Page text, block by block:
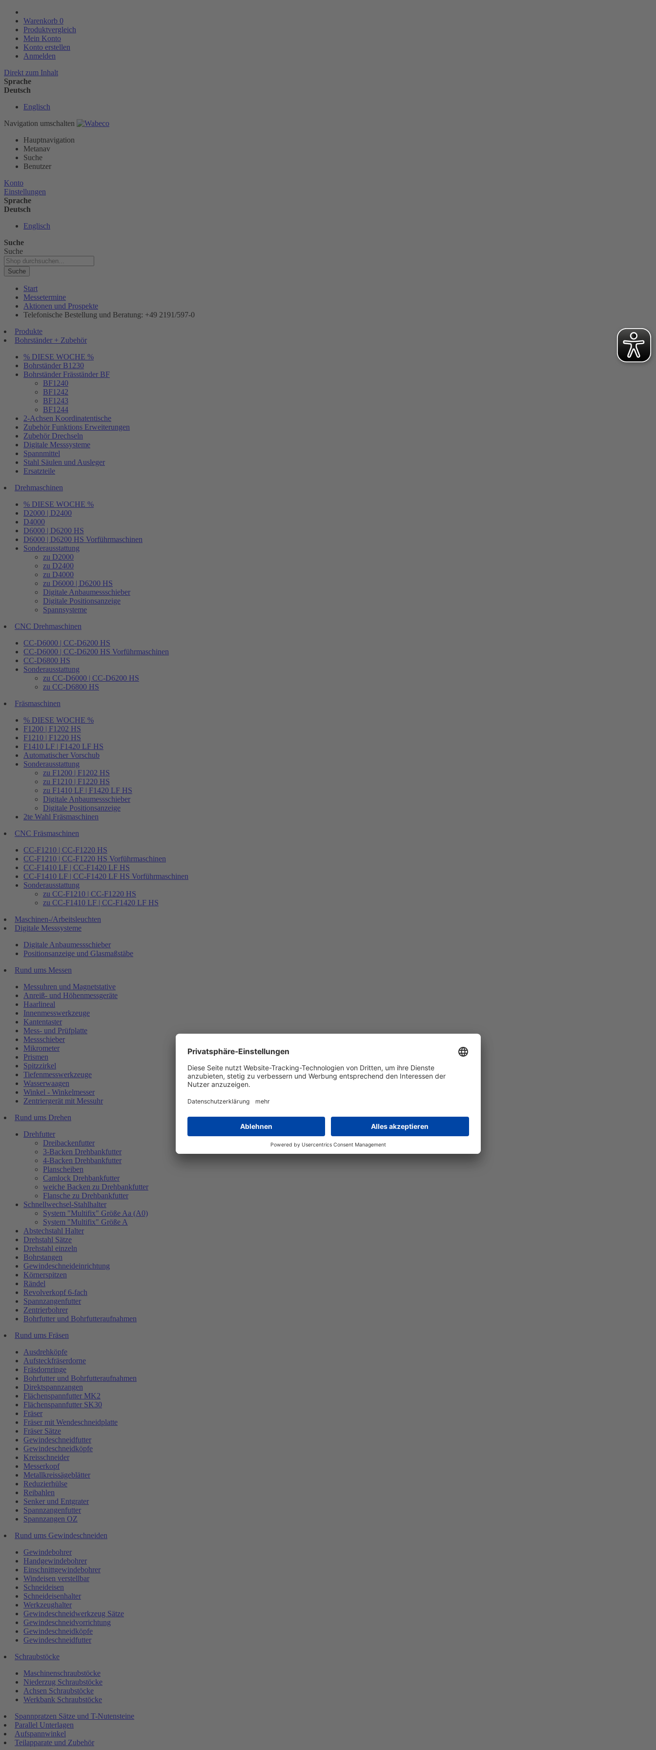
Warenkorb 0
Produktvergleich
Mein Konto
Konto erstellen
Anmelden
Direkt zum Inhalt
Sprache
Deutsch
Englisch
Navigation umschalten
Hauptnavigation
Metanav
Suche
Benutzer
Konto
Einstellungen
Sprache
Deutsch
Englisch
Suche
Suche
Suche
Start
Messetermine
Aktionen und Prospekte
Telefonische Bestellung und Beratung: +49 2191/597-0
Produkte
Bohrständer + Zubehör
% DIESE WOCHE %
Bohrständer B1230
Bohrständer Fräsständer BF
BF1240
BF1242
BF1243
BF1244
2-Achsen Koordinatentische
Zubehör Funktions Erweiterungen
Zubehör Drechseln
Digitale Messsysteme
Spannmittel
Stahl Säulen und Ausleger
Ersatzteile
Drehmaschinen
% DIESE WOCHE %
D2000 | D2400
D4000
D6000 | D6200 HS
D6000 | D6200 HS Vorführmaschinen
Sonderausstattung
zu D2000
zu D2400
zu D4000
zu D6000 | D6200 HS
Digitale Anbaumessschieber
Digitale Positionsanzeige
Spannsysteme
CNC Drehmaschinen
CC-D6000 | CC-D6200 HS
CC-D6000 | CC-D6200 HS Vorführmaschinen
CC-D6800 HS
Sonderausstattung
zu CC-D6000 | CC-D6200 HS
zu CC-D6800 HS
Fräsmaschinen
% DIESE WOCHE %
F1200 | F1202 HS
F1210 | F1220 HS
F1410 LF | F1420 LF HS
Automatischer Vorschub
Sonderausstattung
zu F1200 | F1202 HS
zu F1210 | F1220 HS
zu F1410 LF | F1420 LF HS
Digitale Anbaumessschieber
Digitale Positionsanzeige
2te Wahl Fräsmaschinen
CNC Fräsmaschinen
CC-F1210 | CC-F1220 HS
CC-F1210 | CC-F1220 HS Vorführmaschinen
CC-F1410 LF | CC-F1420 LF HS
CC-F1410 LF | CC-F1420 LF HS Vorführmaschinen
Sonderausstattung
zu CC-F1210 | CC-F1220 HS
zu CC-F1410 LF | CC-F1420 LF HS
Maschinen-/Arbeitsleuchten
Digitale Messsysteme
Digitale Anbaumessschieber
Positionsanzeige und Glasmaßstäbe
Rund ums Messen
Messuhren und Magnetstative
Anreiß- und Höhenmessgeräte
Haarlineal
Innenmesswerkzeuge
Kantentaster
Mess- und Prüfplatte
Messschieber
Mikrometer
Prismen
Spitzzirkel
Tiefenmesswerkzeuge
Wasserwaagen
Winkel - Winkelmesser
Zentriergerät mit Messuhr
Rund ums Drehen
Drehfutter
Dreibackenfutter
3-Backen Drehbankfutter
4-Backen Drehbankfutter
Planscheiben
Camlock Drehbankfutter
weiche Backen zu Drehbankfutter
Flansche zu Drehbankfutter
Schnellwechsel-Stahlhalter
System "Multifix" Größe Aa (A0)
System "Multifix" Größe A
Abstechstahl Halter
Drehstahl Sätze
Drehstahl einzeln
Bohrstangen
Gewindeschneideinrichtung
Körnerspitzen
Rändel
Revolverkopf 6-fach
Spannzangenfutter
Zentrierbohrer
Bohrfutter und Bohrfutteraufnahmen
Rund ums Fräsen
Ausdrehköpfe
Aufsteckfräserdorne
Fräsdornringe
Bohrfutter und Bohrfutteraufnahmen
Direktspannzangen
Flächenspannfutter MK2
Flächenspannfutter SK30
Fräser
Fräser mit Wendeschneidplatte
Fräser Sätze
Gewindeschneidfutter
Gewindeschneidköpfe
Kreisschneider
Messerkopf
Metallkreissägeblätter
Reduzierhülse
Reibahlen
Senker und Entgrater
Spannzangenfutter
Spannzangen OZ
Rund ums Gewindeschneiden
Gewindebohrer
Handgewindebohrer
Einschnittgewindebohrer
Windeisen verstellbar
Schneideisen
Schneideisenhalter
Werkzeughalter
Gewindeschneidwerkzeug Sätze
Gewindeschneidvorrichtung
Gewindeschneidköpfe
Gewindeschneidfutter
Schraubstöcke
Maschinenschraubstöcke
Niederzug Schraubstöcke
Achsen Schraubstöcke
Werkbank Schraubstöcke
Spannpratzen Sätze und T-Nutensteine
Parallel Unterlagen
Aufspannwinkel
Teilapparate und Zubehör